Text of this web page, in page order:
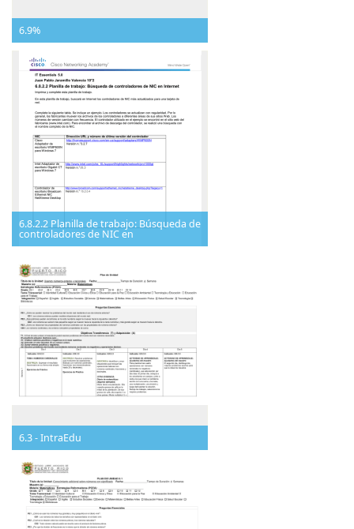
6.9%
6.8.2.2 Planilla de trabajo: Búsqueda de
controladores de NIC en
6.3 - IntraEdu